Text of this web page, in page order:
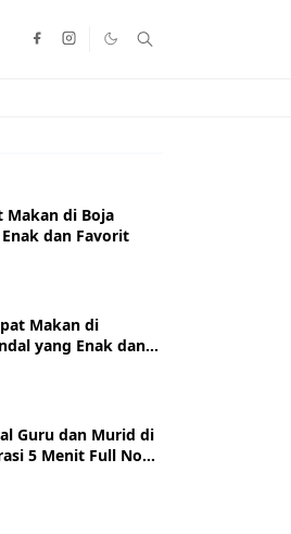
Makan di Boja
dan Favorit
Makan di
yang Enak dan
Guru dan Murid di
5 Menit Full No
di Internet,